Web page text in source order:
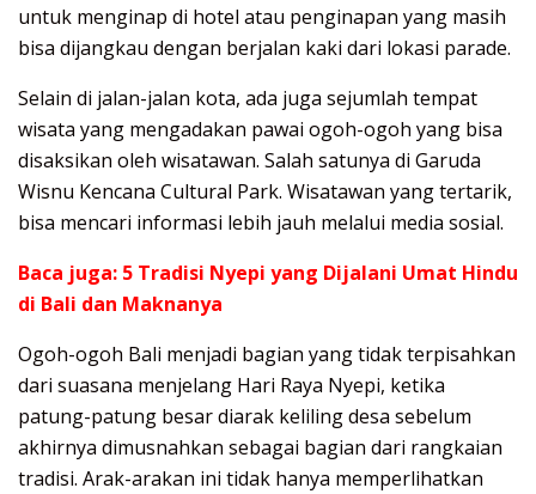
untuk menginap di hotel atau penginapan yang masih
bisa dijangkau dengan berjalan kaki dari lokasi parade.
Selain di jalan-jalan kota, ada juga sejumlah tempat
wisata yang mengadakan pawai ogoh-ogoh yang bisa
disaksikan oleh wisatawan. Salah satunya di Garuda
Wisnu Kencana Cultural Park. Wisatawan yang tertarik,
bisa mencari informasi lebih jauh melalui media sosial.
Baca juga: 5 Tradisi Nyepi yang Dijalani Umat Hindu
di Bali dan Maknanya
Ogoh-ogoh Bali menjadi bagian yang tidak terpisahkan
dari suasana menjelang Hari Raya Nyepi, ketika
patung-patung besar diarak keliling desa sebelum
akhirnya dimusnahkan sebagai bagian dari rangkaian
tradisi. Arak-arakan ini tidak hanya memperlihatkan